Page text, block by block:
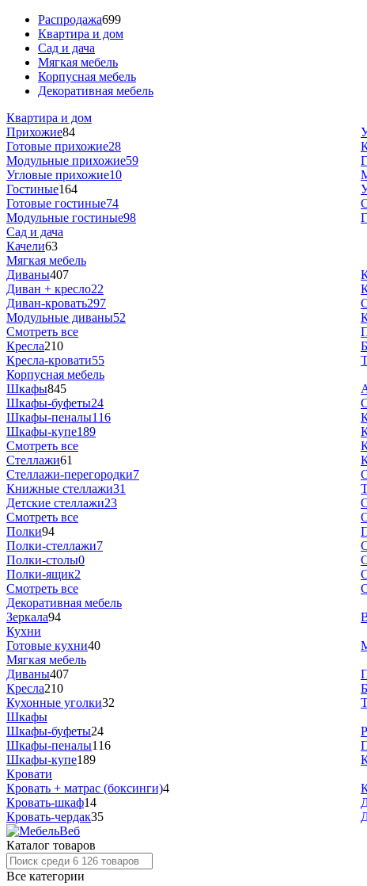
Распродажа699
Квартира и дом
Сад и дача
Мягкая мебель
Корпусная мебель
Декоративная мебель
Квартира и дом
Прихожие84
Готовые прихожие28
Модульные прихожие59
Угловые прихожие10
Гостиные164
Готовые гостиные74
Модульные гостиные98
Сад и дача
Качели63
Мягкая мебель
Диваны407
Диван + кресло22
Диван-кровать297
Модульные диваны52
Смотреть все
Кресла210
Кресла-кровати55
Корпусная мебель
Шкафы845
Шкафы-буфеты24
Шкафы-пеналы116
Шкафы-купе189
Смотреть все
Стеллажи61
Стеллажи-перегородки7
Книжные стеллажи31
Детские стеллажи23
Смотреть все
Полки94
Полки-стеллажи7
Полки-столы0
Полки-ящик2
Смотреть все
Декоративная мебель
Зеркала94
Кухни
Готовые кухни40
Мягкая мебель
Диваны407
Кресла210
Кухонные уголки32
Шкафы
Шкафы-буфеты24
Шкафы-пеналы116
Шкафы-купе189
Кровати
Кровать + матрас (боксинги)4
Кровать-шкаф14
Кровать-чердак35
Каталог товаров
Все категории